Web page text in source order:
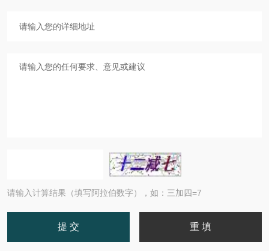
请输入计算结果（填写阿拉伯数字），如：三加四=7